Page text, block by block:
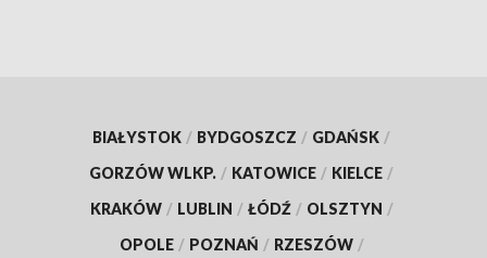
BIAŁYSTOK / BYDGOSZCZ / GDAŃSK /
GORZÓW WLKP. / KATOWICE / KIELCE /
KRAKÓW / LUBLIN / ŁÓDŹ / OLSZTYN /
OPOLE / POZNAŃ / RZESZÓW /